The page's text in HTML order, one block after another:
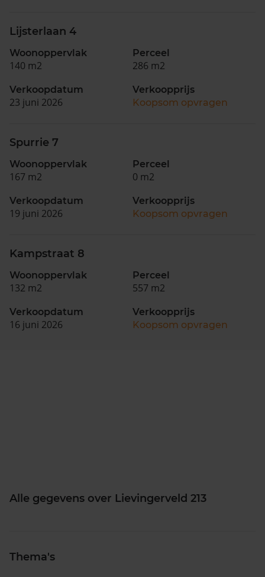
Lijsterlaan 4
Woonoppervlak
140 m2
Perceel
286 m2
Verkoopdatum
23 juni 2026
Verkoopprijs
Koopsom opvragen
Spurrie 7
Woonoppervlak
167 m2
Perceel
0 m2
Verkoopdatum
19 juni 2026
Verkoopprijs
Koopsom opvragen
Kampstraat 8
Woonoppervlak
132 m2
Perceel
557 m2
Verkoopdatum
16 juni 2026
Verkoopprijs
Koopsom opvragen
Alle gegevens over Lievingerveld 213
Thema's